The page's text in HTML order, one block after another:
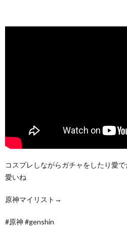
コスプレしながらガチャをしたり愛
愛いね
原神マイリスト→
#原神 #genshin